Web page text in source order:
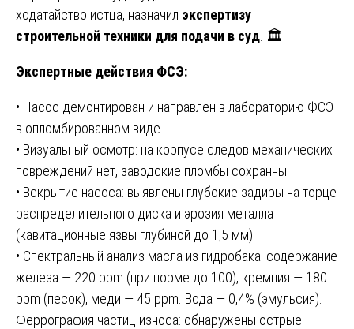
ходатайство истца, назначил экспертизу
строительной техники для подачи в суд . 🏛️
Экспертные действия ФСЭ:
• Насос демонтирован и направлен в лабораторию ФСЭ
в опломбированном виде.
• Визуальный осмотр: на корпусе следов механических
повреждений нет, заводские пломбы сохранны.
• Вскрытие насоса: выявлены глубокие задиры на торце
распределительного диска и эрозия металла
(кавитационные язвы глубиной до 1,5 мм).
• Спектральный анализ масла из гидробака: содержание
железа — 220 ppm (при норме до 100), кремния — 180
ppm (песок), меди — 45 ppm. Вода — 0,4% (эмульсия).
Феррография частиц износа: обнаружены острые